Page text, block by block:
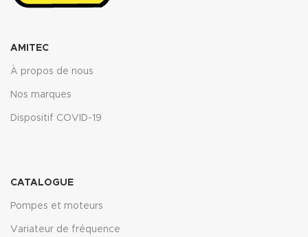
AMITEC
À propos de nous
Nos marques
Dispositif COVID-19
CATALOGUE
Pompes et moteurs
Variateur de fréquence